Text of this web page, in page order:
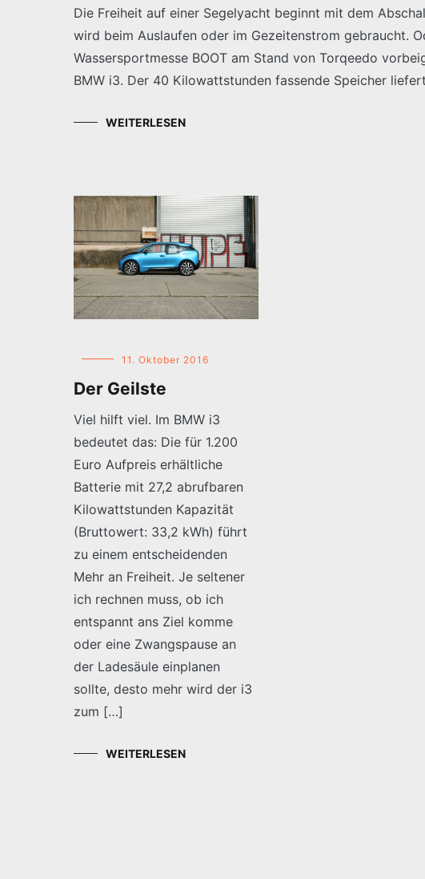
Die Freiheit auf einer Segelyacht beginnt mit dem
wird beim Auslaufen oder im Gezeitenstrom gebraucht.
Wassersportmesse BOOT am Stand von Torqeedo
BMW i3. Der 40 Kilowattstunden fassende Speicher
WEITERLESEN
11. Oktober 2016
Der Geilste
Viel hilft viel. Im BMW i3
bedeutet das: Die für 1.200
Euro Aufpreis erhältliche
Batterie mit 27,2 abrufbaren
Kilowattstunden Kapazität
(Bruttowert: 33,2 kWh) führt
zu einem entscheidenden
Mehr an Freiheit. Je seltener
ich rechnen muss, ob ich
entspannt ans Ziel komme
oder eine Zwangspause an
der Ladesäule einplanen
sollte, desto mehr wird der i3
zum […]
WEITERLESEN